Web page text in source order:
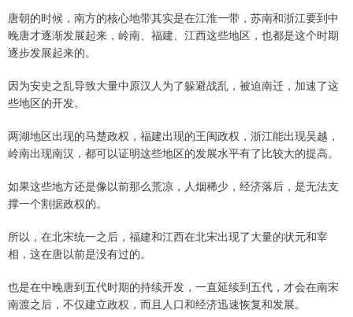
唐朝的时候，南方的核心地带其实是在江淮一带，苏南和浙江要到中
晚唐才逐渐发展起来，岭南、福建、江西这些地区，也都是这个时期
逐步发展起来的。
因为安史之乱导致大量中原汉人为了躲避战乱，被迫南迁，加速了这
些地区的开发。
两湖地区出现的马楚政权，福建出现的王闽政权，浙江能出现吴越，
岭南出现南汉，都可以证明这些地区的发展水平有了比较大的提高。
如果这些地方还是像以前那么荒凉，人烟稀少，经济落后，是无法支
撑一个割据政权的。
所以，在北宋统一之后，福建和江西在北宋出现了大量的状元和宰
相，这在唐以前是没有过的。
也是在中晚唐到五代时期的持续开发，一直延续到五代，才会在南宋
南渡之后，不仅建立政权，而且人口和经济迅速恢复和发展。